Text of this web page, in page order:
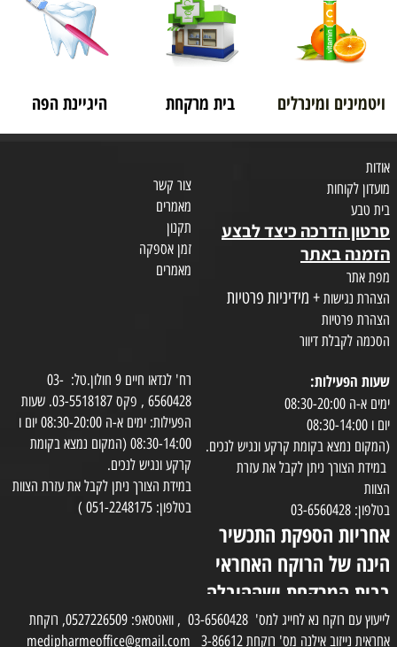
ויטמינים ומינרלים בית מרקחת היגיינת הפה
אודות
מועדון לקוחות
בית טבע
סרטון הדרכה כיצד לבצע
הזמנה באתר
מפת אתר
הצהרת נגישות + מידיניות פרטיות
הצהרת פרטיות
הסכמה לקבלת דיוור
צור קשר
מאמרים
תקנון
זמן אספקה
מאמרים
שעות הפעילות:
ימים א-ה 08:30-20:00
יום ו 08:30-14:00
(המקום נמצא בקומת קרקע ונגיש לנכים.
במידת הצורך ניתן לקבל את עזרת
הצוות
בטלפון: 03-6560428
אחריות הספקת התכשיר
הינה של הרוקח האחראי
בבית המרקחת ושההובלה
בפועל תעשה בעזרת
רח' לנדאו חיים 9 חולון.טל: 03-
6560428 , פקס 03-5518187. שעות
הפעילות: ימים א-ה 08:30-20:00 יום ו
08:30-14:00 (המקום נמצא בקומת
קרקע ונגיש לנכים.
במידת הצורך ניתן לקבל את עזרת הצוות
בטלפון: 051-2248175 )
לייעוץ עם רוקח נא לחייג למס' 03-6560428 , וואטסאפ: 0527226509, רוקחת
אחראית נייזוב אילנה מס' רוקחת 3-86612 medipharmeoffice@gmail.com